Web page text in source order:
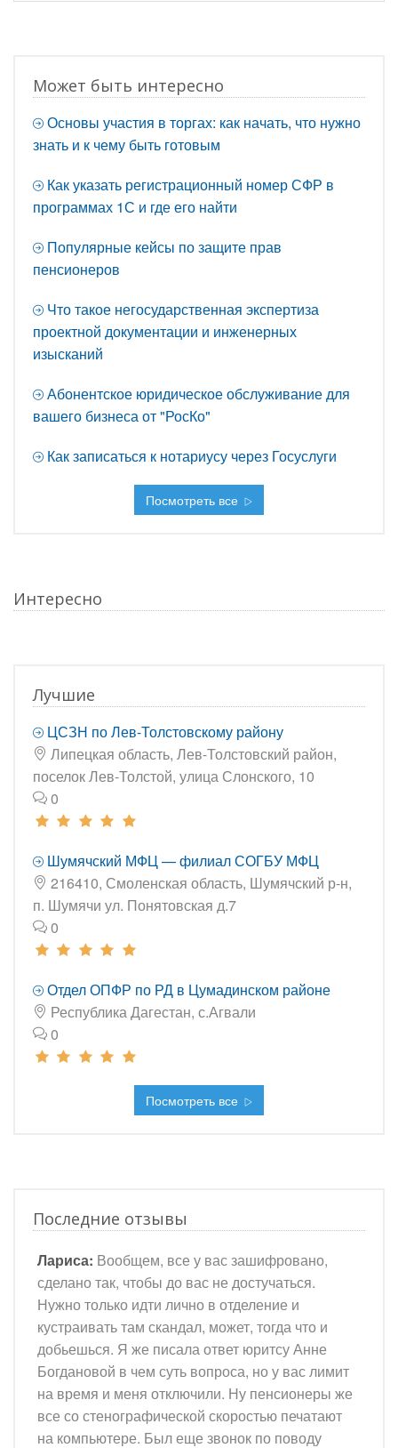
Может быть интересно
Основы участия в торгах: как начать, что нужно
знать и к чему быть готовым
Как указать регистрационный номер СФР в
программах 1С и где его найти
Популярные кейсы по защите прав
пенсионеров
Что такое негосударственная экспертиза
проектной документации и инженерных
изысканий
Абонентское юридическое обслуживание для
вашего бизнеса от "РосКо"
Как записаться к нотариусу через Госуслуги
Посмотреть все
Интересно
Лучшие
ЦСЗН по Лев-Толстовскому району
Липецкая область, Лев-Толстовский район,
поселок Лев-Толстой, улица Слонского, 10
0
Шумячский МФЦ — филиал СОГБУ МФЦ
216410, Смоленская область, Шумячский р-н,
п. Шумячи ул. Понятовская д.7
0
Отдел ОПФР по РД в Цумадинском районе
Республика Дагестан, с.Агвали
0
Посмотреть все
Последние отзывы
Лариса: Вообщем, все у вас зашифровано,
сделано так, чтобы до вас не достучаться.
Нужно только идти лично в отделение и
кустраивать там скандал, может, тогда что и
добьешься. Я же писала ответ юритсу Анне
Богдановой в чем суть вопроса, но у вас лимит
на время и меня отключили. Ну пенсионеры же
все со стенографической скоростью печатают
на компьютере. Был еще звонок по поводу